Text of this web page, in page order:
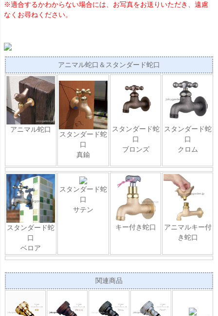
※適合するかわからない場合には、お写真をお送りいただき、遠慮
なくお尋ねください。
アニマル蛇口＆スタンダード蛇口
アニマル蛇口
スタンダード蛇
口
真鍮
スタンダード蛇
口
ブロンズ
スタンダード蛇
口
クロム
スタンダード蛇
口
ベロア
スタンダード蛇
口
サテン
キー付き蛇口
アニマルキー付
き蛇口
関連商品